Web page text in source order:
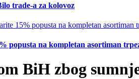
trade-a za kolovoz
popusta na kompletan asortiman
BiH zbog